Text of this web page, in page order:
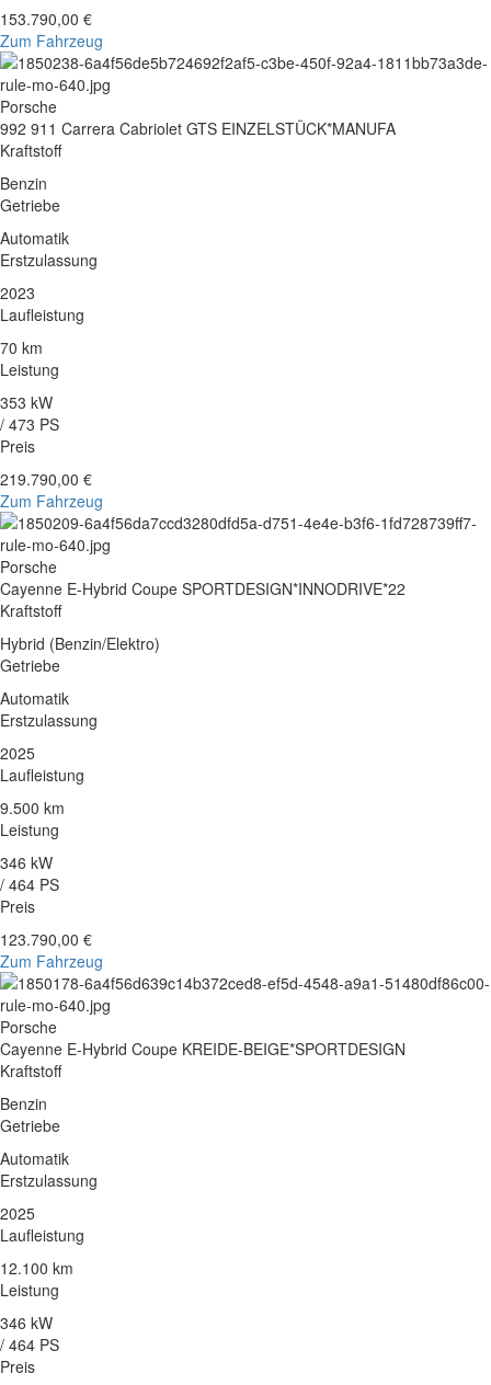
153.790,00 €
Zum Fahrzeug
Porsche
992 911 Carrera Cabriolet GTS EINZELSTÜCK*MANUFA
Kraftstoff
Benzin
Getriebe
Automatik
Erstzulassung
2023
Laufleistung
70 km
Leistung
353 kW
/ 473 PS
Preis
219.790,00 €
Zum Fahrzeug
Porsche
Cayenne E-Hybrid Coupe SPORTDESIGN*INNODRIVE*22
Kraftstoff
Hybrid (Benzin/Elektro)
Getriebe
Automatik
Erstzulassung
2025
Laufleistung
9.500 km
Leistung
346 kW
/ 464 PS
Preis
123.790,00 €
Zum Fahrzeug
Porsche
Cayenne E-Hybrid Coupe KREIDE-BEIGE*SPORTDESIGN
Kraftstoff
Benzin
Getriebe
Automatik
Erstzulassung
2025
Laufleistung
12.100 km
Leistung
346 kW
/ 464 PS
Preis